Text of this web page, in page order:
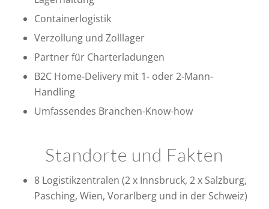
Containerlogistik
Verzollung und Zolllager
Partner für Charterladungen
B2C Home-Delivery mit 1- oder 2-Mann-
Handling
Umfassendes Branchen-Know-how
Standorte und Fakten
8 Logistikzentralen (2 x Innsbruck, 2 x Salzburg,
Pasching, Wien, Vorarlberg und in der Schweiz)